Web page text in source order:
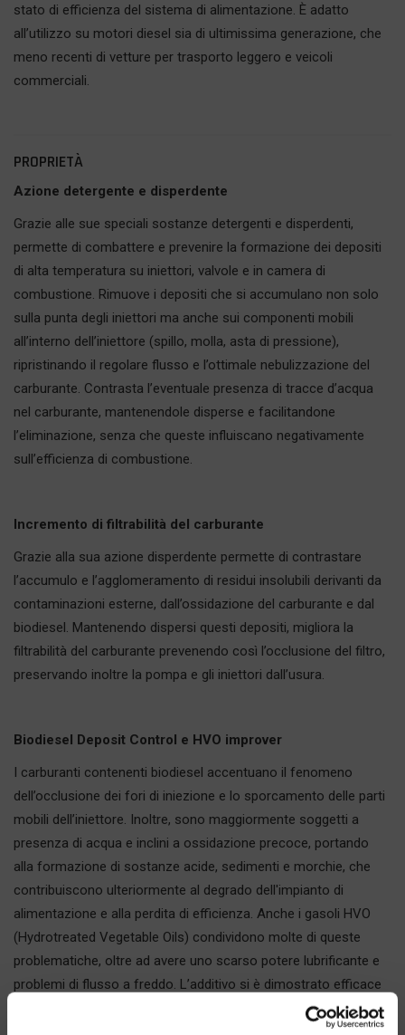
stato di efficienza del sistema di alimentazione. È adatto
all’utilizzo su motori diesel sia di ultimissima generazione, che
meno recenti di vetture per trasporto leggero e veicoli
commerciali.
PROPRIETÀ
Azione detergente e disperdente
Grazie alle sue speciali sostanze detergenti e disperdenti,
permette di combattere e prevenire la formazione dei depositi
di alta temperatura su iniettori, valvole e in camera di
combustione. Rimuove i depositi che si accumulano non solo
sulla punta degli iniettori ma anche sui componenti mobili
all’interno dell’iniettore (spillo, molla, asta di pressione),
ripristinando il regolare flusso e l’ottimale nebulizzazione del
carburante. Contrasta l’eventuale presenza di tracce d’acqua
nel carburante, mantenendole disperse e facilitandone
l’eliminazione, senza che queste influiscano negativamente
sull’efficienza di combustione.
Incremento di filtrabilità del carburante
Grazie alla sua azione disperdente permette di contrastare
l’accumulo e l’agglomeramento di residui insolubili derivanti da
contaminazioni esterne, dall’ossidazione del carburante e dal
biodiesel. Mantenendo dispersi questi depositi, migliora la
filtrabilità del carburante prevenendo così l’occlusione del filtro,
preservando inoltre la pompa e gli iniettori dall’usura.
Biodiesel Deposit Control e HVO improver
I carburanti contenenti biodiesel accentuano il fenomeno
dell’occlusione dei fori di iniezione e lo sporcamento delle parti
mobili dell’iniettore. Inoltre, sono maggiormente soggetti a
presenza di acqua e inclini a ossidazione precoce, portando
alla formazione di sostanze acide, sedimenti e morchie, che
contribuiscono ulteriormente al degrado dell'impianto di
alimentazione e alla perdita di efficienza. Anche i gasoli HVO
(Hydrotreated Vegetable Oils) condividono molte di queste
problematiche, oltre ad avere uno scarso potere lubrificante e
problemi di flusso a freddo. L’additivo si è dimostrato efficace
nel prevenire questi effetti negativi sia con biodiesel B10 che
gasoli HVO, compensandone le carenze e rendendo più